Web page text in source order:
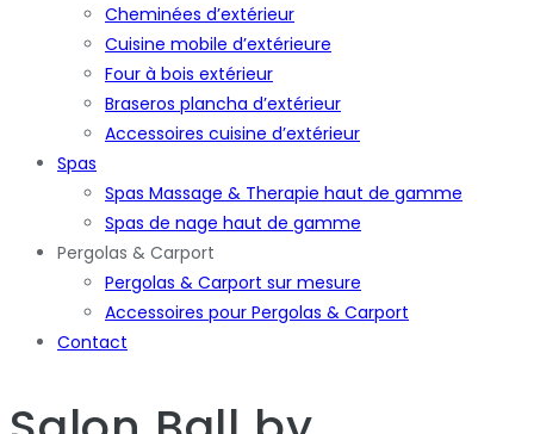
Cheminées d’extérieur
Cuisine mobile d’extérieure
Four à bois extérieur
Braseros plancha d’extérieur
Accessoires cuisine d’extérieur
Spas
Spas Massage & Therapie haut de gamme
Spas de nage haut de gamme
Pergolas & Carport
Pergolas & Carport sur mesure
Accessoires pour Pergolas & Carport
Contact